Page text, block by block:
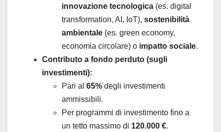
innovazione tecnologica (es. digital
transformation, AI, IoT), sostenibilità
ambientale (es. green economy,
economia circolare) o impatto sociale.
Contributo a fondo perduto (sugli
investimenti):
Pari al 65% degli investimenti
ammissibili.
Per programmi di investimento fino a
un tetto massimo di 120.000 €.